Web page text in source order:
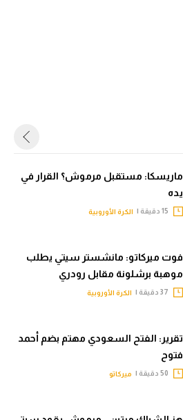
ماريسكا: مستقبل مرموش؟ القرار في
يده
الكرة الأوروبية
فوت ميركاتو: مانشستر سيتي يطلب
موهبة برشلونة مقابل رودري
الكرة الأوروبية
تقرير: الفتح السعودي مهتم بضم أحمد
فتوح
ميركاتو